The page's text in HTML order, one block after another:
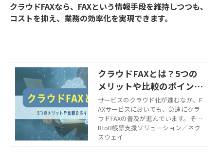
クラウドFAXなら、FAXという情報手段を維持しつつも、
コストを抑え、業務の効率化を実現できます。
クラウドFAXとは？5つの
メリットや比較のポイント
を紹介
サービスのクラウド化が進むなか、F
AXサービスにおいても、急速にクラ
ウドFAXの普及が進んでいます。そこ
でこの記事では、クラウドFAXの特徴
や導入メリット、検討時の比較ポイ
BtoB帳票支援ソリューション／ネク
スウェイ